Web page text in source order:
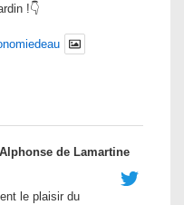
!👇
de Lamartine
le plaisir du